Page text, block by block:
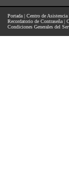
Portada | Centro de Asistencia
Recordatorio de Contraseña |
Condiciones Generales del